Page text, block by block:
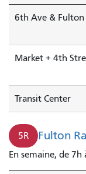
6th Ave & Fulton
Market + 4th
Transit Center
5R Fulton
En semaine, de 7h